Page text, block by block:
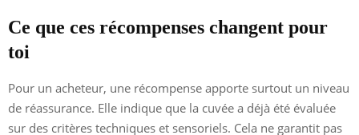
Ce que ces récompenses changent pour
toi
Pour un acheteur, une récompense apporte surtout un niveau
de réassurance. Elle indique que la cuvée a déjà été évaluée
sur des critères techniques et sensoriels. Cela ne garantit pas